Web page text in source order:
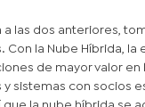
a las dos anteriores,
Con la Nube Híbrida, la
de mayor valor en
y sistemas con socios